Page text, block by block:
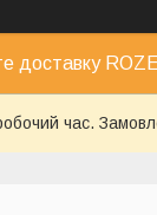
доставку
час.